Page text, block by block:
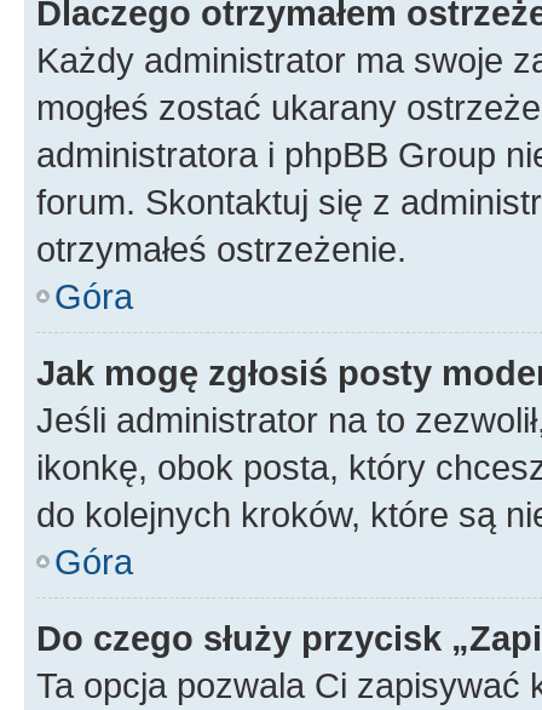
Dlaczego otrzymałem
Każdy administrator ma swoje
mogłeś zostać ukarany
administratora i phpBB Group
forum. Skontaktuj się z
otrzymałeś ostrzeżenie.
Góra
Jak mogę zgłosiś posty
Jeśli administrator na to
ikonkę, obok posta, który
do kolejnych kroków, które są
Góra
Do czego służy przycisk
Ta opcja pozwala Ci zapisywać